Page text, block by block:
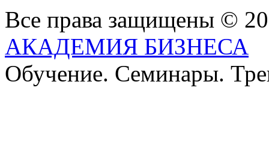
Все права защищены ©
АКАДЕМИЯ БИЗНЕСА
Обучение. Семинары.